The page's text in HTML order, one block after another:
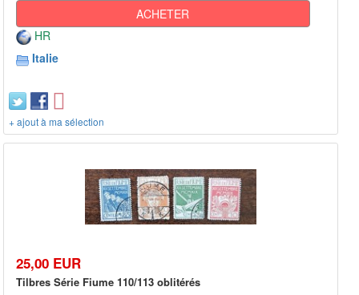
ACHETER
HR
Italie
+ ajout à ma sélection
25,00 EUR
Tilbres Série Fiume 110/113 oblitérés